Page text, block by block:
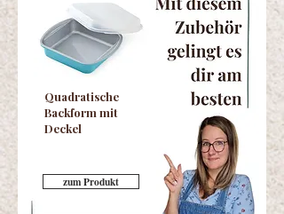
zum Produkt
Quadratische
Backform mit
Deckel